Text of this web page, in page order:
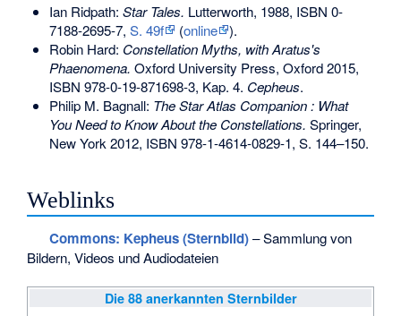
Ian Ridpath: Star Tales. Lutterworth, 1988, ISBN 0-
7188-2695-7, S. 49f (online
).
Robin Hard: Constellation Myths, with Aratus's
Phaenomena. Oxford University Press, Oxford 2015,
ISBN 978-0-19-871698-3, Kap. 4. Cepheus.
Philip M. Bagnall: The Star Atlas Companion : What
You Need to Know About the Constellations. Springer,
New York 2012, ISBN 978-1-4614-0829-1, S. 144–150.
Weblinks
Commons: Kepheus (Sternbild)– Sammlung von
Bildern, Videos und Audiodateien
Die 88 anerkannten Sternbilder